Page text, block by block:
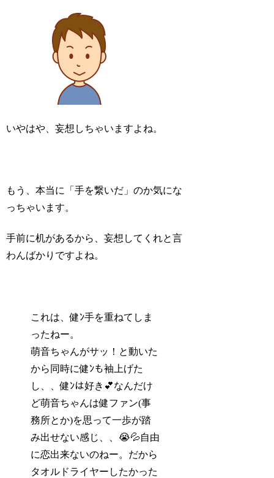
いやはや、妄想しちゃいますよね。
もう、本当に「手を繋いだ」のか気にな
っちゃいます。
手前に机があるから、妄想してくれと言
わんばかりですよね。
これは、健ﾝ手を重ねてしま
ったねー。
萌音ちゃんがサッ！と動いた
から同時に健ﾝも袖上げた
し、、健ﾝは好き💕なんだけ
ど萌音ちゃんは健ファン(事
務所とか)を思って一歩が踏
み出せない感じ、、😭💦自由
に恋出来ないのねー。だから
タオルドライヤーしたかった